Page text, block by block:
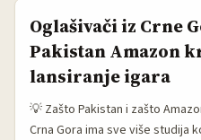
Oglašivači iz Crne
Pakistan Amazon
lansiranje igara
💡 Zašto Pakistan i zašto
Crna Gora ima sve više studija